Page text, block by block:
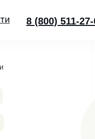
8 (800) 511-